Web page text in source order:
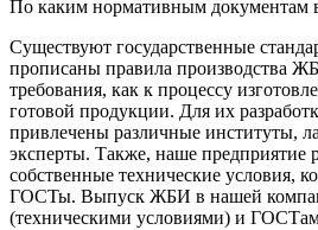
По каким нормативным
Существуют государственные
прописаны правила производства
требования, как к процессу
готовой продукции. Для их
привлечены различные институты,
эксперты. Также, наше предприятие
собственные технические условия,
ГОСТы. Выпуск ЖБИ в нашей
(техническими условиями) и